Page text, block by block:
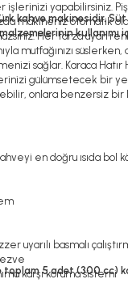
işlerinizi yapabilirsiniz.
makineniz otomatik
Her tarza uyan
mutfağınızı
sağlar. Karaca Hatır
gülümsetecek bir
onlara benzersiz bir
kahve makinesidir.
kullanımı
en doğru ısıda bol
uyarılı basmalı
karşı koruma sistemi
5 adet (300 cc)